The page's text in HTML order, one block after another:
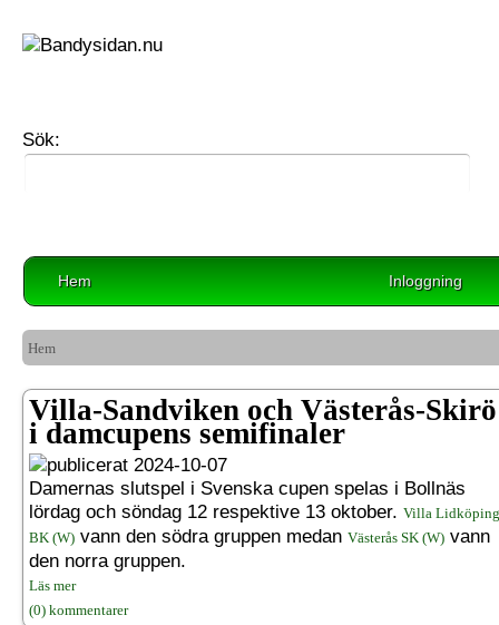
Sök:
Hem Inloggning
Hem
Villa-Sandviken och Västerås-Skirö
i damcupens semifinaler
2024-10-07
Damernas slutspel i Svenska cupen spelas i Bollnäs
lördag och söndag 12 respektive 13 oktober. Villa Lidköping
BK (W) vann den södra gruppen medan Västerås SK (W) vann
den norra gruppen.
Läs mer
(0) kommentarer